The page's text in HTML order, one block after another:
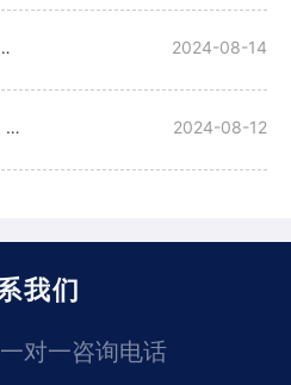
本【专业版】2024.8.14更新 2024-08-14
房软中介管理系统【专业版】2024.8.12更新 2024-08-12
我们
对一咨询电话